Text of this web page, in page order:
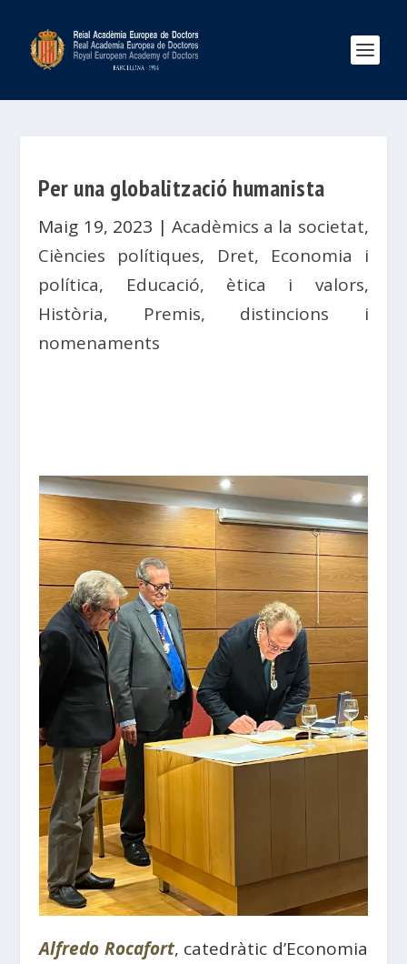
Per una globalització humanista
Maig 19, 2023 |Acadèmics a la societat,
Ciències polítiques, Dret, Economia i
política, Educació, ètica i valors,
Història, Premis, distincions i
nomenaments
Alfredo Rocafort, catedràtic d’Economia